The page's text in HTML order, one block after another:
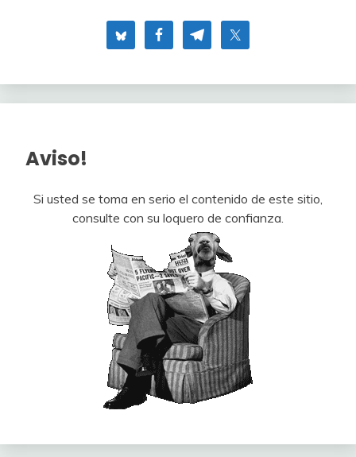
Aviso!
Si usted se toma en serio el contenido de este sitio,
consulte con su loquero de confianza.